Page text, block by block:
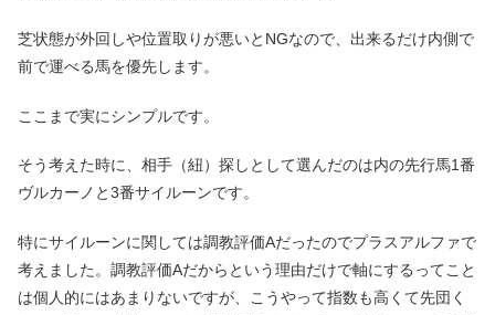
芝状態が外回しや位置取りが悪いとNGなので、出来るだけ内側で
前で運べる馬を優先します。
ここまで実にシンプルです。
そう考えた時に、相手（紐）探しとして選んだのは内の先行馬1番
ヴルカーノと3番サイルーンです。
特にサイルーンに関しては調教評価Aだったのでプラスアルファで
考えました。調教評価Aだからという理由だけで軸にするってこと
は個人的にはあまりないですが、こうやって指数も高くて先団く